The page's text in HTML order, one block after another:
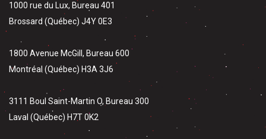
1000 rue du Lux, Bureau 401
Brossard (Québec) J4Y 0E3
1800 Avenue McGill, Bureau 600
Montréal (Québec) H3A 3J6
3111 Boul Saint-Martin O, Bureau 300
Laval (Québec) H7T 0K2